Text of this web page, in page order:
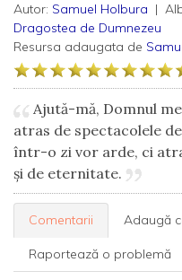
Autor: Samuel Holbura |
Dragostea de Dumnezeu
Resursa adaugata de
Ajută-mă, Domnul
atras de spectacolele
într-o zi vor arde, ci
și de eternitate.
Comentarii Adaugă
Raportează o problemă